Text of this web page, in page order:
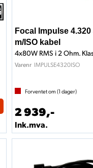
Focal Impulse
m/ISO kabel
4x80W RMS i 2 Ohm.
Varenr IMPULSE4320ISO
Forventet om (1 dager)
2 939,-
Ink.mva.